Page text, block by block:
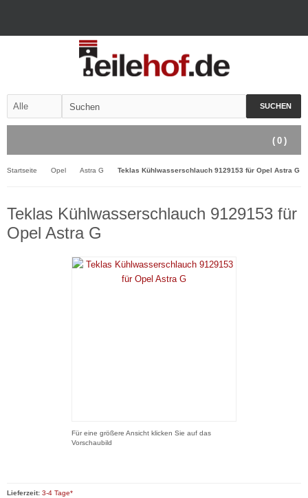
SUCHEN
( 0 )
Startseite Opel Astra G Teklas Kühlwasserschlauch 9129153 für Opel Astra G
Teklas Kühlwasserschlauch 9129153 für
Opel Astra G
Für eine größere Ansicht klicken Sie auf das
Vorschaubild
Lieferzeit: 3-4 Tage*